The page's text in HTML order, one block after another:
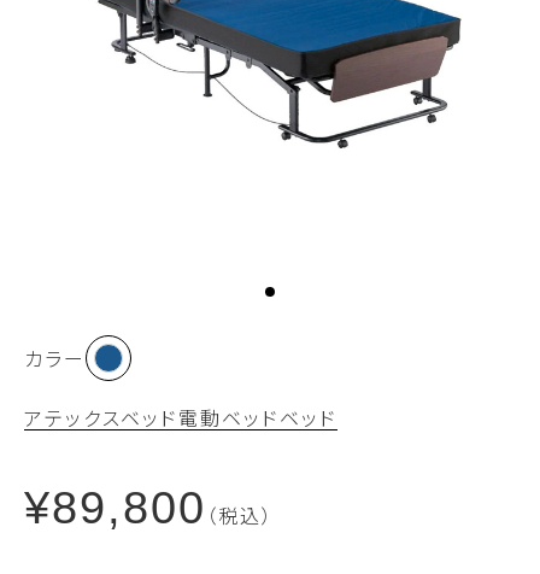
カラー
アテックスベッド電動ベッドベッド
¥89,800 （税込）